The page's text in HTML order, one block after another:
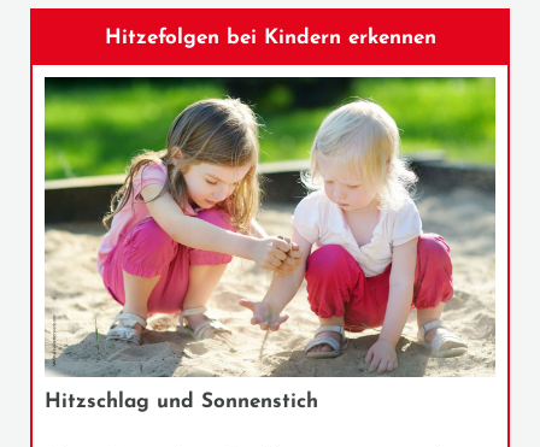
Hitzefolgen bei Kindern erkennen
Hitzschlag und Sonnenstich